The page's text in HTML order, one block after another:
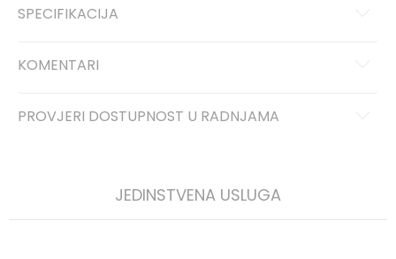
SPECIFIKACIJA
KOMENTARI
PROVJERI DOSTUPNOST U RADNJAMA
JEDINSTVENA USLUGA